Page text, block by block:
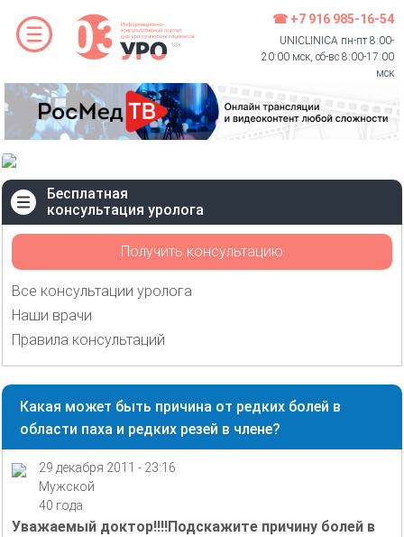
☎ +7 916 985-16-54
UNICLINICA пн-пт 8:00-
20:00 мск, сб-вс 8:00-17:00
мск
Бесплатная
консультация уролога
Получить консультацию
Все консультации уролога
Наши врачи
Правила консультаций
Какая может быть причина от редких болей в
области паха и редких резей в члене?
29 декабря 2011 - 23:16
Мужской
40 года
Уважаемый доктор!!!!Подскажите причину болей в